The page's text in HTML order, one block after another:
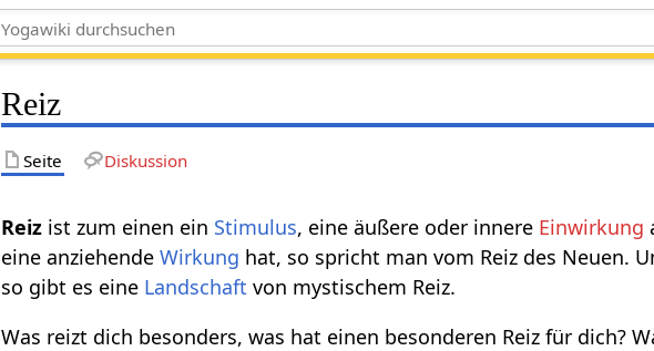
Reiz
Seite Diskussion
ist zum einen ein Stimulus, eine äußere oder innere Einwirkung
eine anziehendeWirkung hat, so spricht man vom Reiz des Neuen.
so gibt es eine Landschaft von mystischem Reiz.
Was reizt dich besonders, was hat einen besonderen Reiz für dich?